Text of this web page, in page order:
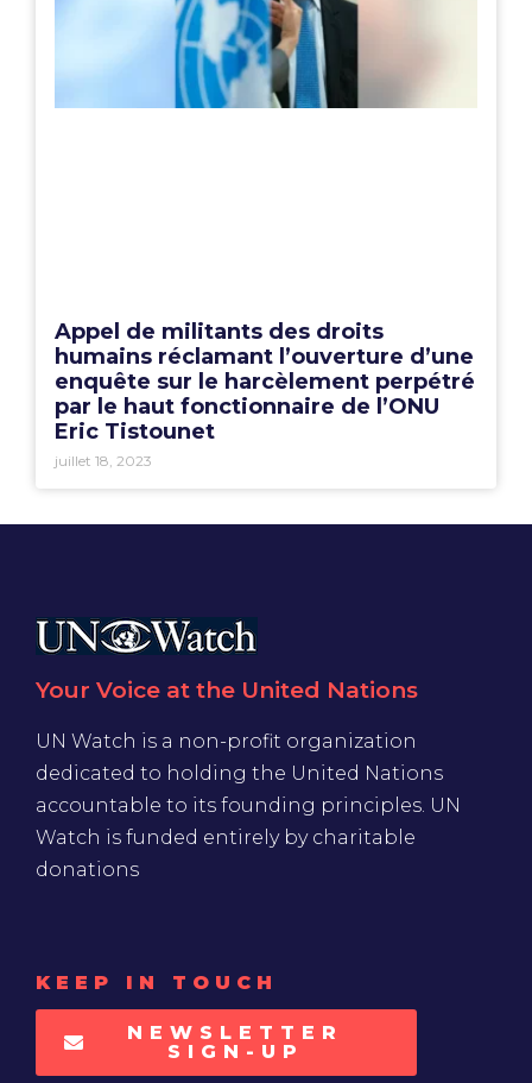
Appel de militants des droits
humains réclamant l’ouverture d’une
enquête sur le harcèlement perpétré
par le haut fonctionnaire de l’ONU
Eric Tistounet
juillet 18, 2023
Your Voice at the United Nations
UN Watch is a non-profit organization
dedicated to holding the United Nations
accountable to its founding principles. UN
Watch is funded entirely by charitable
donations
KEEP IN TOUCH
NEWSLETTER
SIGN-UP